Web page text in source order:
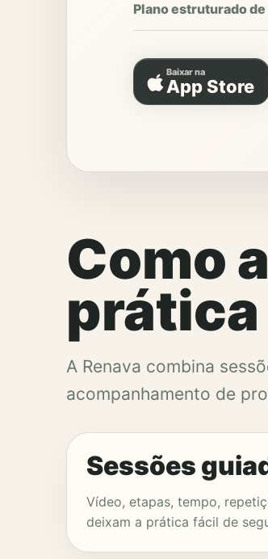
Plano estruturado
Baixar na
App Store
Como
prática
A Renava combina
acompanhamento de
Sessões
Vídeo, etapas, tempo,
deixam a prática fácil de